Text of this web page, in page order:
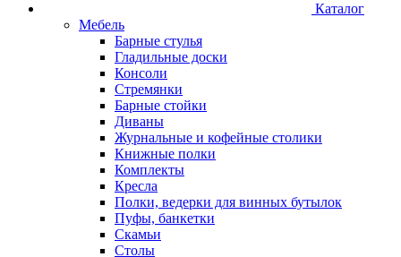
Каталог
Мебель
Барные стулья
Гладильные доски
Консоли
Стремянки
Барные стойки
Диваны
Журнальные и кофейные столики
Книжные полки
Комплекты
Кресла
Полки, ведерки для винных бутылок
Пуфы, банкетки
Скамьи
Столы